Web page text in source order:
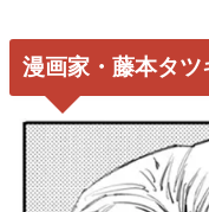
漫画家・藤本タ